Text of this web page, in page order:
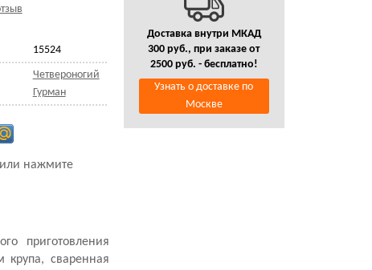
15524
Четвероногий
Гурман
или нажмите
приготовления
крупа, сваренная
Доставка внутри МКАД
300 руб., при заказе от
2500 руб. - бесплатно!
Узнать о доставке по
Москве